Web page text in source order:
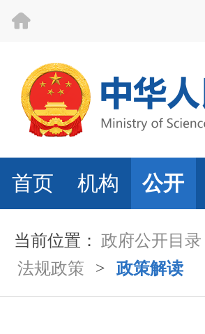
首页 机构 公开
当前位置： 政府公开目录
法规政策
> 政策解读